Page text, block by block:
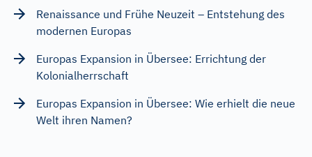
Renaissance und Frühe Neuzeit – Entstehung des
modernen Europas
Europas Expansion in Übersee: Errichtung der
Kolonialherrschaft
Europas Expansion in Übersee: Wie erhielt die neue
Welt ihren Namen?